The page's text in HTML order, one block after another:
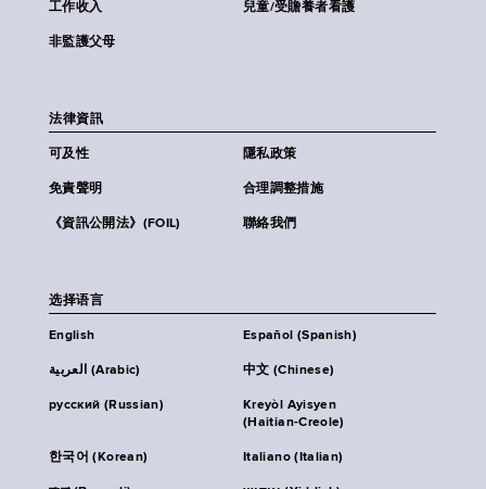
工作收入 兒童/受贍養者看護
非監護父母
法律資訊
可及性 隱私政策
免責聲明 合理調整措施
《資訊公開法》(FOIL) 聯絡我們
选择语言
English Español (Spanish)
العربية (Arabic) 中文 (Chinese)
русский (Russian)
Kreyòl Ayisyen
(Haitian-Creole)
한국어 (Korean) Italiano (Italian)